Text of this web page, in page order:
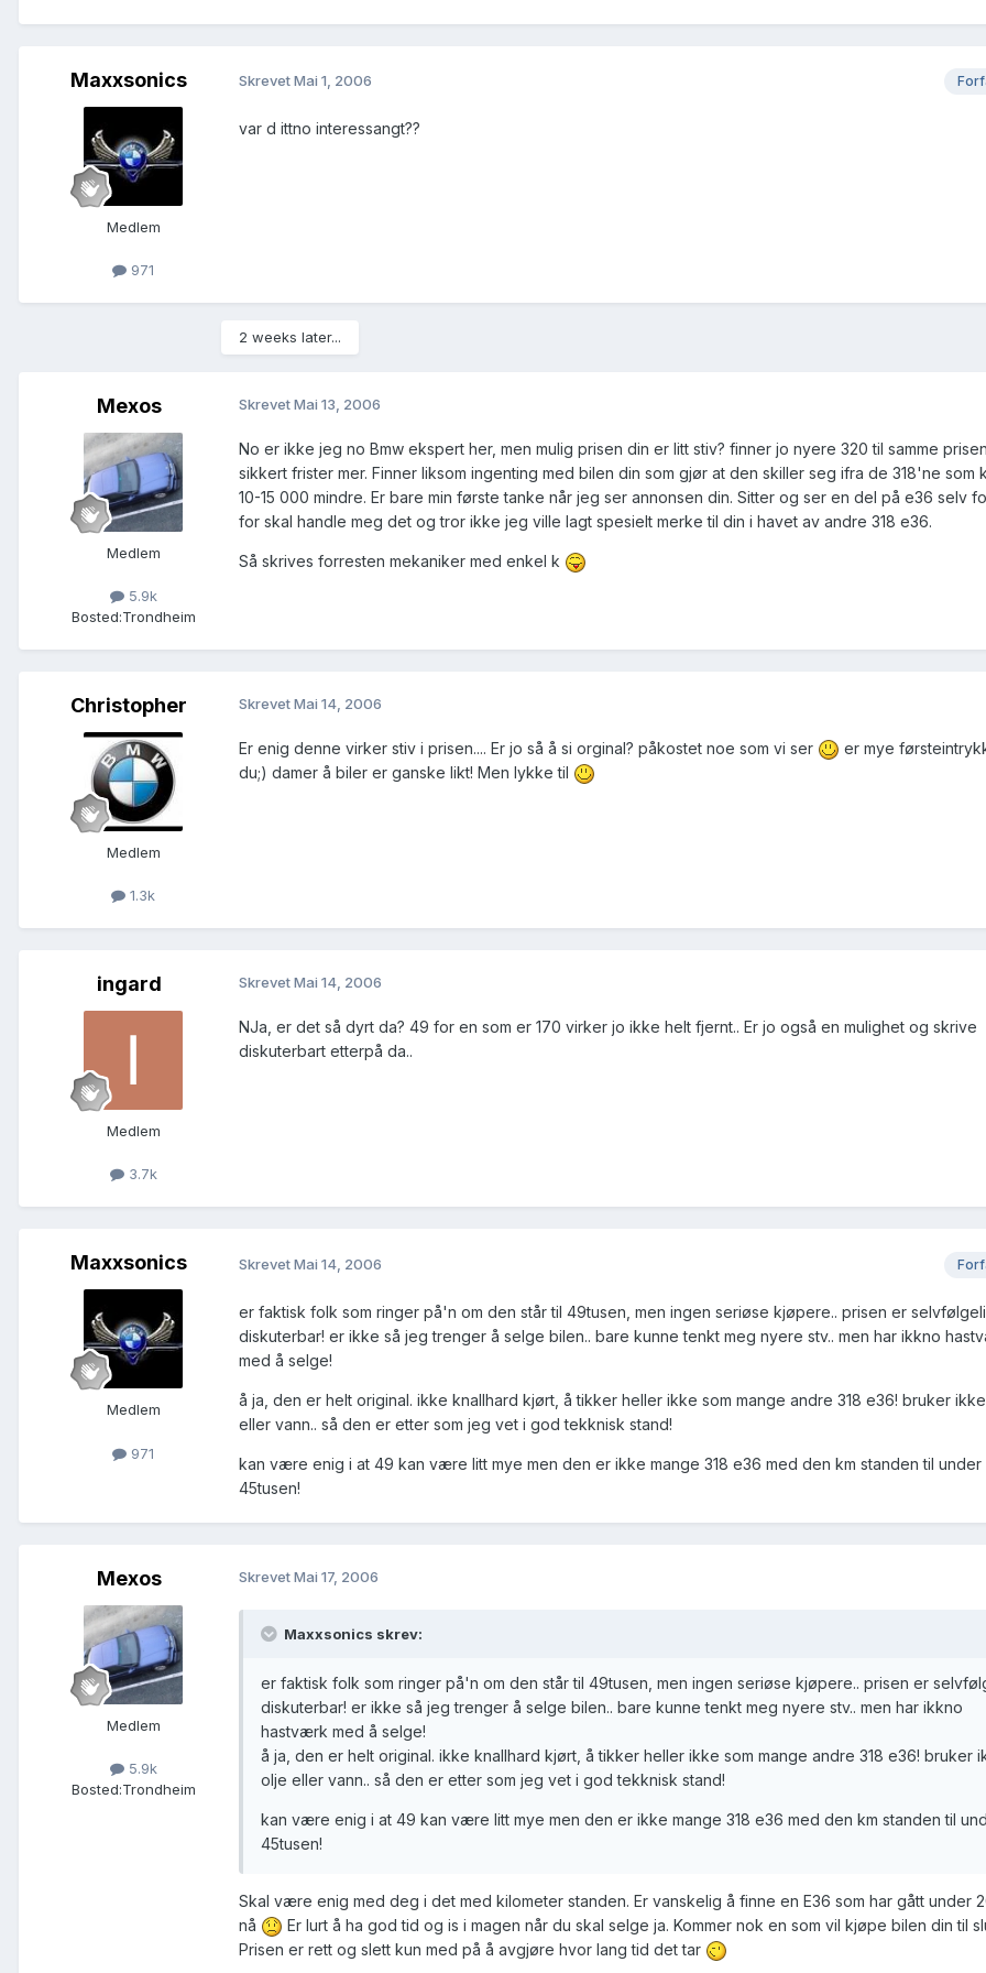
Maxxsonics
Medlem
971
SkrevetMai 1, 2006
var d ittno interessangt??
2 weeks later...
Mexos
Medlem
5.9k
Bosted:Trondheim
SkrevetMai 13, 2006
No er ikke jeg no Bmw ekspert her, men mulig prisen din er litt stiv? finner jo nyere 320 til samme
sikkert frister mer. Finner liksom ingenting med bilen din som gjør at den skiller seg ifra de 318'ne som
10-15 000 mindre. Er bare min første tanke når jeg ser annonsen din. Sitter og ser en del på e36 selv
for skal handle meg det og tror ikke jeg ville lagt spesielt merke til din i havet av andre 318 e36.
Så skrives forresten mekaniker med enkel k
Christopher
Medlem
1.3k
SkrevetMai 14, 2006
Er enig denne virker stiv i prisen.... Er jo så å si orginal? påkostet noe som vi ser
er mye
du;) damer å biler er ganske likt! Men lykke til
ingard
Medlem
3.7k
SkrevetMai 14, 2006
NJa, er det så dyrt da? 49 for en som er 170 virker jo ikke helt fjernt.. Er jo også en mulighet og skrive
diskuterbart etterpå da..
Maxxsonics
Medlem
971
SkrevetMai 14, 2006
er faktisk folk som ringer på'n om den står til 49tusen, men ingen seriøse kjøpere.. prisen er
diskuterbar! er ikke så jeg trenger å selge bilen.. bare kunne tenkt meg nyere stv.. men har ikkno
med å selge!
å ja, den er helt original. ikke knallhard kjørt, å tikker heller ikke som mange andre 318 e36! bruker
eller vann.. så den er etter som jeg vet i god tekknisk stand!
kan være enig i at 49 kan være litt mye men den er ikke mange 318 e36 med den km standen til under
45tusen!
Mexos
Medlem
5.9k
Bosted:Trondheim
SkrevetMai 17, 2006
Maxxsonics skrev:
er faktisk folk som ringer på'n om den står til 49tusen, men ingen seriøse kjøpere.. prisen er
diskuterbar! er ikke så jeg trenger å selge bilen.. bare kunne tenkt meg nyere stv.. men har ikkno
hastværk med å selge!
å ja, den er helt original. ikke knallhard kjørt, å tikker heller ikke som mange andre 318 e36! bruker
olje eller vann.. så den er etter som jeg vet i god tekknisk stand!
kan være enig i at 49 kan være litt mye men den er ikke mange 318 e36 med den km standen til
45tusen!
Skal være enig med deg i det med kilometer standen. Er vanskelig å finne en E36 som har gått under
nå
Er lurt å ha god tid og is i magen når du skal selge ja. Kommer nok en som vil kjøpe bilen din til
Prisen er rett og slett kun med på å avgjøre hvor lang tid det tar